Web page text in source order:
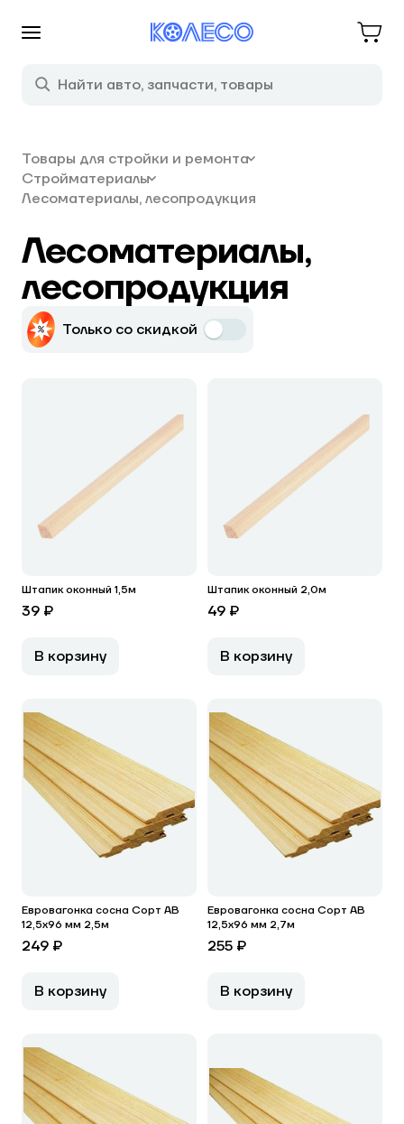
Товары для стройки и ремонта
Стройматериалы
Лесоматериалы, лесопродукция
Лесоматериалы,
лесопродукция
Только со скидкой
Штапик оконный 1,5м
39 ₽
В корзину
Штапик оконный 2,0м
49 ₽
В корзину
Евровагонка сосна Сорт АВ
12,5х96 мм 2,5м
249 ₽
В корзину
Евровагонка сосна Сорт АВ
12,5х96 мм 2,7м
255 ₽
В корзину